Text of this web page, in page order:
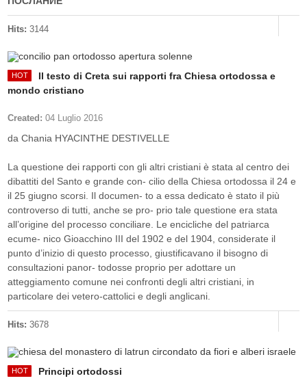
Hits: 3144
Il testo di Creta sui rapporti fra Chiesa ortodossa e
mondo cristiano
Created: 04 Luglio 2016
da Chania HYACINTHE DESTIVELLE
La questione dei rapporti con gli altri cristiani è stata al centro dei
dibattiti del Santo e grande con- cilio della Chiesa ortodossa il 24 e
il 25 giugno scorsi. Il documen- to a essa dedicato è stato il più
controverso di tutti, anche se pro- prio tale questione era stata
all’origine del processo conciliare. Le encicliche del patriarca
ecume- nico Gioacchino III del 1902 e del 1904, considerate il
punto d’inizio di questo processo, giustificavano il bisogno di
consultazioni panor- todosse proprio per adottare un
atteggiamento comune nei confronti degli altri cristiani, in
particolare dei vetero-cattolici e degli anglicani.
Hits: 3678
Principi ortodossi